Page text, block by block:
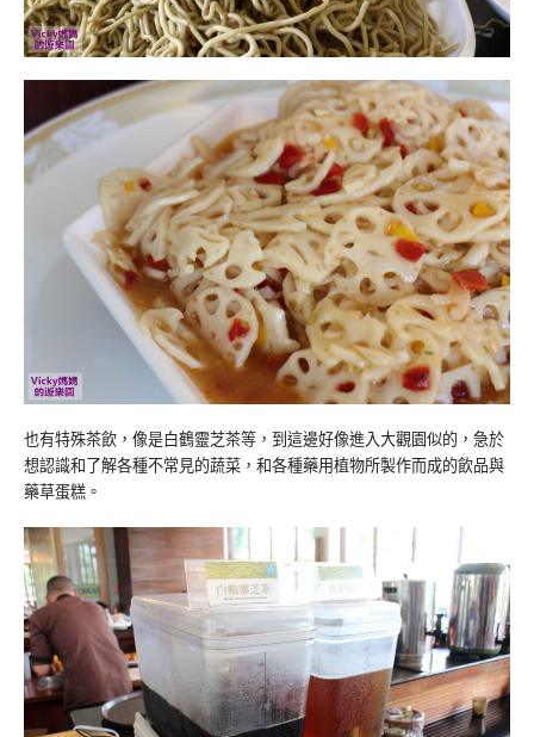
也有特殊茶飲，像是白鶴靈芝茶等，到這邊好像進入大觀園似的，急於
想認識和了解各種不常見的蔬菜，和各種藥用植物所製作而成的飲品與
藥草蛋糕。